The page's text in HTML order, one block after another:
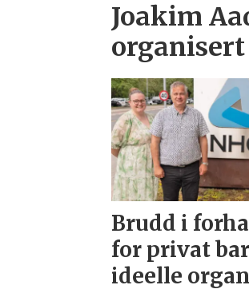
Joakim
Brudd i
for privat
ideelle